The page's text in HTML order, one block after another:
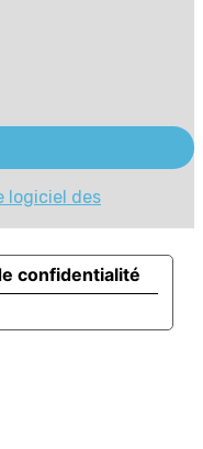
logiciel des
confidentialité